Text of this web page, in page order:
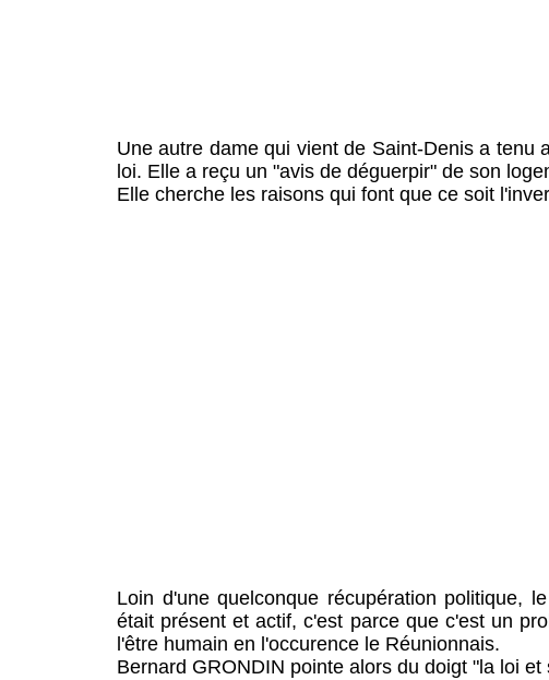
Une autre dame qui vient de Saint-Denis a tenu
loi. Elle a reçu un "avis de déguerpir" de son
Elle cherche les raisons qui font que ce soit
Loin d'une quelconque récupération politique,
était présent et actif, c'est parce que c'est un
l'être humain en l'occurence le Réunionnais.
Bernard GRONDIN pointe alors du doigt "la loi